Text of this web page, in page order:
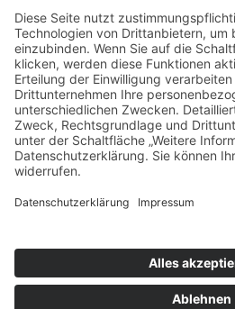
Facebook
Umsetzung:DOUBLE-